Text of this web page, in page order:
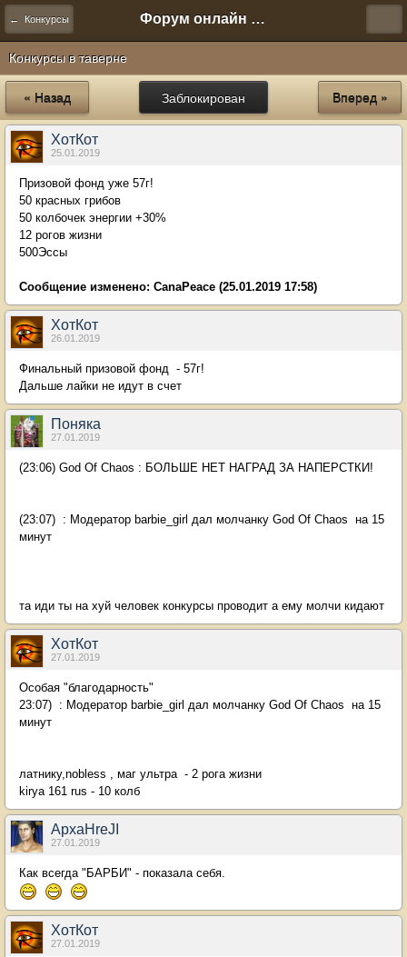
← Конкурсы Форум онлайн игры "Новая Эра" (Нюра Биз)
Конкурсы в таверне
Заблокирован
« Назад Вперед »
ХотКот
25.01.2019
Призовой фонд уже 57г!
50 красных грибов
50 колбочек энергии +30%
12 рогов жизни
500Эссы
Сообщение изменено: CanaPeace (25.01.2019 17:58)
ХотКот
26.01.2019
Финальный призовой фонд - 57г!
Дальше лайки не идут в счет
Поняка
27.01.2019
(23:06) God Of Chaos : БОЛЬШЕ НЕТ НАГРАД ЗА НАПЕРСТКИ!
(23:07) : Модератор barbie_girl дал молчанку God Of Chaos на 15
минут
та иди ты на хуй человек конкурсы проводит а ему молчи кидают
ХотКот
27.01.2019
Особая "благодарность"
23:07) : Модератор barbie_girl дал молчанку God Of Chaos на 15
минут
латнику,nobless , маг ультра - 2 рога жизни
kirya 161 rus - 10 колб
ApxaHreJI
27.01.2019
Как всегда "БАРБИ" - показала себя.
ХотКот
27.01.2019